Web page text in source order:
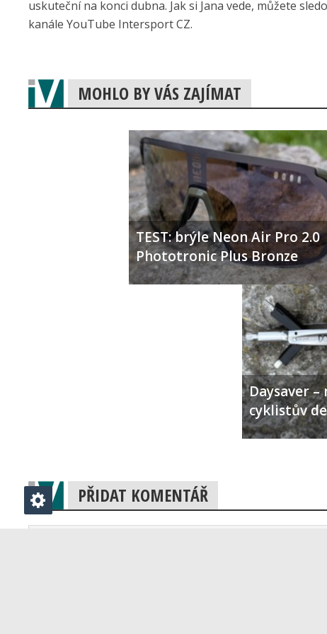
uskuteční na konci dubna. Jak si Jana vede, můžete
kanále YouTube Intersport CZ.
MOHLO BY VÁS ZAJÍMAT
TEST: brýle Neon Air Pro 2.0
Phototronic Plus Bronze
Daysaver –
cyklistův
PŘIDAT KOMENTÁŘ